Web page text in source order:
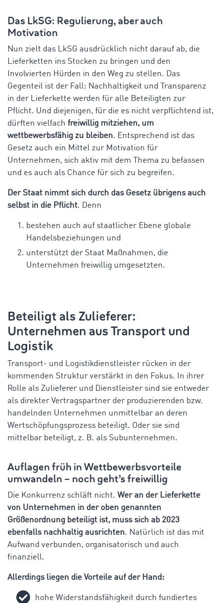
Das LkSG: Regulierung, aber auch
Motivation
Nun zielt das LkSG ausdrücklich nicht darauf ab, die
Lieferketten ins Stocken zu bringen und den
Involvierten Hürden in den Weg zu stellen. Das
Gegenteil ist der Fall: Nachhaltigkeit und Transparenz
in der Lieferkette werden für alle Beteiligten zur
Pflicht. Und diejenigen, für die es nicht verpflichtend ist,
dürften vielfach freiwillig mitziehen, um
wettbewerbsfähig zu bleiben. Entsprechend ist das
Gesetz auch ein Mittel zur Motivation für
Unternehmen, sich aktiv mit dem Thema zu befassen
und es auch als Chance für sich zu begreifen.
Der Staat nimmt sich durch das Gesetz übrigens auch
selbst in die Pflicht. Denn
bestehen auch auf staatlicher Ebene globale
Handelsbeziehungen und
unterstützt der Staat Maßnahmen, die
Unternehmen freiwillig umgesetzten.
Beteiligt als Zulieferer:
Unternehmen aus Transport und
Logistik
Transport- und Logistikdienstleister rücken in der
kommenden Struktur verstärkt in den Fokus. In ihrer
Rolle als Zulieferer und Dienstleister sind sie entweder
als direkter Vertragspartner der produzierenden bzw.
handelnden Unternehmen unmittelbar an deren
Wertschöpfungsprozess beteiligt. Oder sie sind
mittelbar beteiligt, z. B. als Subunternehmen.
Auflagen früh in Wettbewerbsvorteile
umwandeln – noch geht’s freiwillig
Die Konkurrenz schläft nicht. Wer an der Lieferkette
von Unternehmen in der oben genannten
Größenordnung beteiligt ist, muss sich ab 2023
ebenfalls nachhaltig ausrichten. Natürlich ist das mit
Aufwand verbunden, organisatorisch und auch
finanziell.
Allerdings liegen die Vorteile auf der Hand:
hohe Widerstandsfähigkeit durch fundiertes